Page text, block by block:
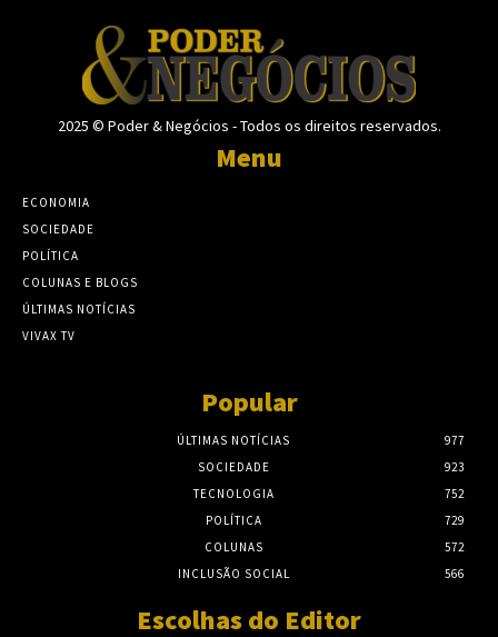
2025 © Poder & Negócios - Todos os direitos reservados.
Menu
ECONOMIA
SOCIEDADE
POLÍTICA
COLUNAS E BLOGS
ÚLTIMAS NOTÍCIAS
VIVAX TV
Popular
ÚLTIMAS NOTÍCIAS
977
SOCIEDADE
923
TECNOLOGIA
752
POLÍTICA
729
COLUNAS
572
INCLUSÃO SOCIAL
566
Escolhas do Editor